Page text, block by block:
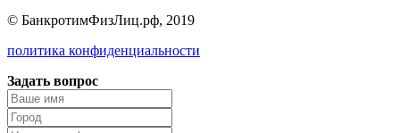
© БанкротимФизЛиц.рф, 2019
политика конфиденциальности
Задать вопрос